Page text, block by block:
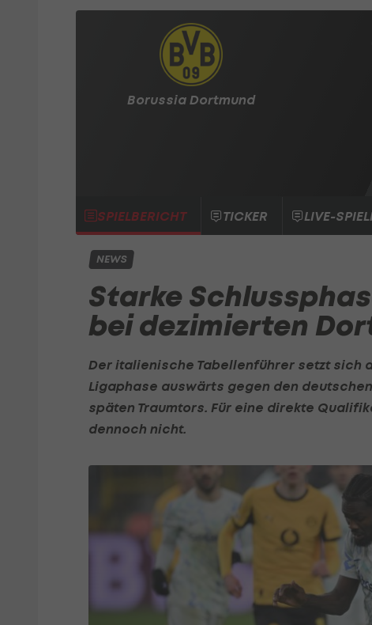
Borussia Dortmund
SPIELBERICHT TICKER LIVE-
NEWS
Starke
bei dezimierten
Der italienische Tabellenführer setzt sich
Ligaphase auswärts gegen den
späten Traumtors. Für eine direkte
dennoch nicht.